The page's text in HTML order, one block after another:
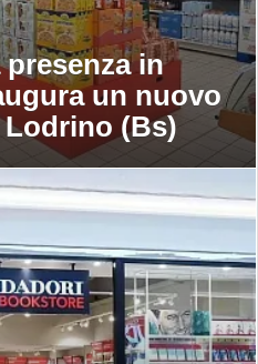
in
un nuovo
(Bs)